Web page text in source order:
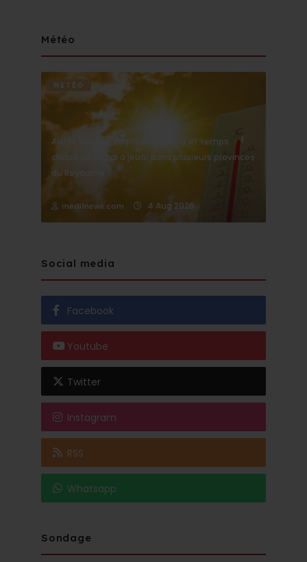
Météo
METÉO
Alerte Météo : Vague de chaleur et temps
chaud de mardi à jeudi dans plusieurs provinces
du Royaume
medi1news.com 4 Aug 2026
Social media
Facebook
Youtube
Twitter
Instagram
RSS
Whatsapp
Sondage